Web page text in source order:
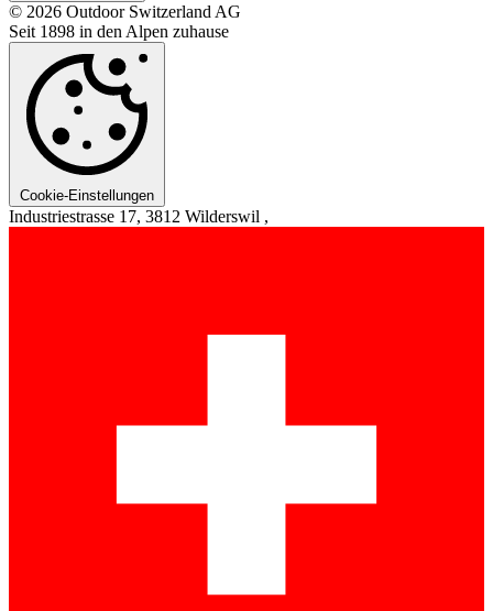
© 2026 Outdoor Switzerland AG
Seit 1898 in den Alpen zuhause
Cookie-Einstellungen
Industriestrasse 17, 3812 Wilderswil ,